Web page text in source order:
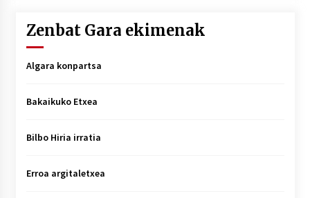
Zenbat Gara ekimenak
Algara konpartsa
Bakaikuko Etxea
Bilbo Hiria irratia
Erroa argitaletxea